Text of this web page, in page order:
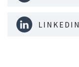
LINKEDIN